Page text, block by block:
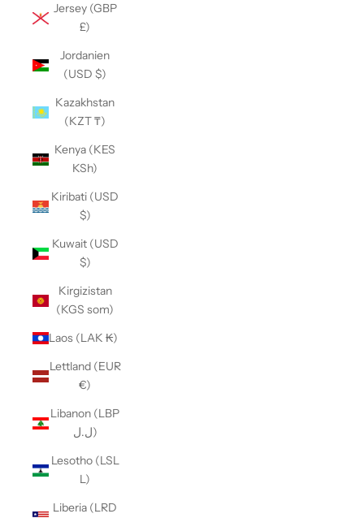
Jersey (GBP
£)
Jordanien
(USD $)
Kazakhstan
(KZT ₸)
Kenya (KES
KSh)
Kiribati (USD
$)
Kuwait (USD
$)
Kirgizistan
(KGS som)
Laos (LAK ₭)
Lettland (EUR
€)
Libanon (LBP
ل.ل)
Lesotho (LSL
L)
Liberia (LRD